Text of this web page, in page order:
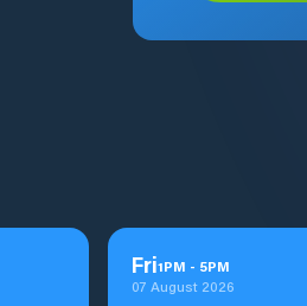
Fri1PM - 5PM
07 August 2026